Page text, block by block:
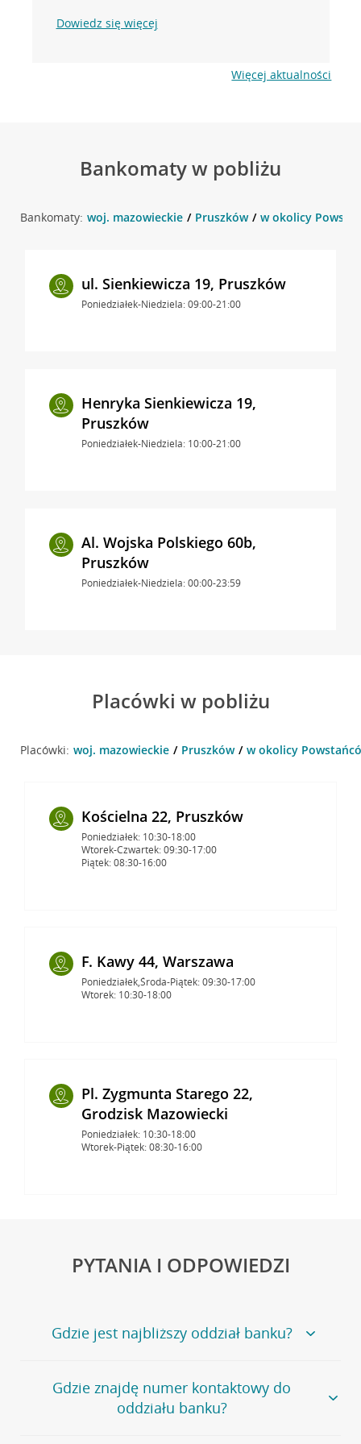
Dowiedz się więcej
Więcej aktualności
Bankomaty w pobliżu
Bankomaty: woj. mazowieckie Pruszków w okolicy
ul. Sienkiewicza 19, Pruszków
Poniedziałek-Niedziela: 09:00-21:00
Henryka Sienkiewicza 19,
Pruszków
Poniedziałek-Niedziela: 10:00-21:00
Al. Wojska Polskiego 60b,
Pruszków
Poniedziałek-Niedziela: 00:00-23:59
Placówki w pobliżu
Placówki: woj. mazowieckie Pruszków w okolicy
Kościelna 22, Pruszków
Poniedziałek: 10:30-18:00
Wtorek-Czwartek: 09:30-17:00
Piątek: 08:30-16:00
F. Kawy 44, Warszawa
Poniedziałek,Środa-Piątek: 09:30-17:00
Wtorek: 10:30-18:00
Pl. Zygmunta Starego 22,
Grodzisk Mazowiecki
Poniedziałek: 10:30-18:00
Wtorek-Piątek: 08:30-16:00
PYTANIA I ODPOWIEDZI
Gdzie jest najbliższy oddział banku?
Jeśli szukasz oddziału naszego banku, zapraszamy na
stronęPlacówki i bankomaty, na której znajduje się
wygodna wyszukiwarka.
Gdzie znajdę numer kontaktowy do
oddziału banku?